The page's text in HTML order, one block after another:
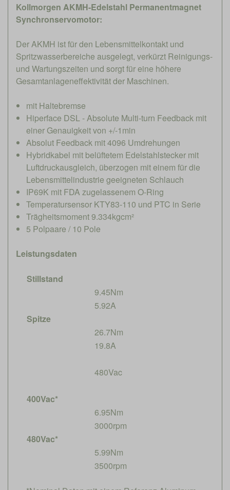
Kollmorgen AKMH-Edelstahl Permanentmagnet
Synchronservomotor:
Der AKMH ist für den Lebensmittelkontakt und
Spritzwasserbereiche ausgelegt, verkürzt Reinigungs-
und Wartungszeiten und sorgt für eine höhere
Gesamtanlageneffektivität der Maschinen.
mit Haltebremse
Hiperface DSL - Absolute Multi-turn Feedback mit
einer Genauigkeit von +/-1min
Absolut Feedback mit 4096 Umdrehungen
Hybridkabel mit belüftetem Edelstahlstecker mit
Luftdruckausgleich, überzogen mit einem für die
Lebensmittelindustrie geeigneten Schlauch
IP69K mit FDA zugelassenem O-Ring
Temperatursensor KTY83-110 und PTC in Serie
Trägheitsmoment 9.334kgcm²
5 Polpaare / 10 Pole
Leistungsdaten
Stillstand
9.45Nm
5.92A
Spitze
26.7Nm
19.8A
480Vac
400Vac*
6.95Nm
3000rpm
480Vac*
5.99Nm
3500rpm